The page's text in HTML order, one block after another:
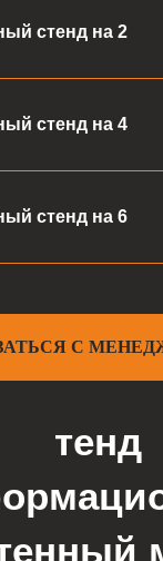
стенд на 2
стенд на 4
стенд на 6
С